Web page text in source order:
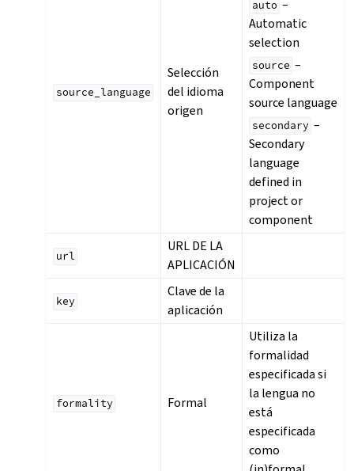
source_language
Selección
del idioma
origen
auto –
Automatic
selection
source –
Component
source language
secondary –
Secondary
language
defined in
project or
component
url
URL DE LA
APLICACIÓN
key
Clave de la
aplicación
formality Formal
Utiliza la
formalidad
especificada si
la lengua no
está
especificada
como